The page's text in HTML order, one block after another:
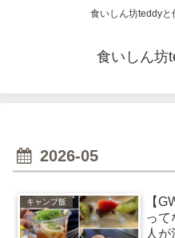
食いしん坊teddyと
食いしん坊
2026-05
キャンプ飯
【
って
人が